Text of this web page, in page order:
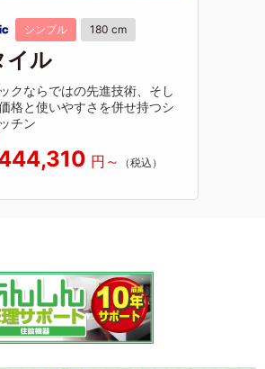
シンプル 180 cm
イル
クならではの先進技術、そし
格と使いやすさを併せ持つシ
チン